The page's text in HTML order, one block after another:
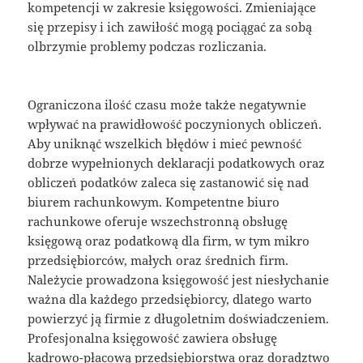
kompetencji w zakresie księgowości. Zmieniające
się przepisy i ich zawiłość mogą pociągać za sobą
olbrzymie problemy podczas rozliczania.
Ograniczona ilość czasu może także negatywnie
wpływać na prawidłowość poczynionych obliczeń.
Aby uniknąć wszelkich błędów i mieć pewność
dobrze wypełnionych deklaracji podatkowych oraz
obliczeń podatków zaleca się zastanowić się nad
biurem rachunkowym. Kompetentne biuro
rachunkowe oferuje wszechstronną obsługę
księgową oraz podatkową dla firm, w tym mikro
przedsiębiorców, małych oraz średnich firm.
Należycie prowadzona księgowość jest niesłychanie
ważna dla każdego przedsiębiorcy, dlatego warto
powierzyć ją firmie z długoletnim doświadczeniem.
Profesjonalna księgowość zawiera obsługę
kadrowo-płacową przedsiębiorstwa oraz doradztwo